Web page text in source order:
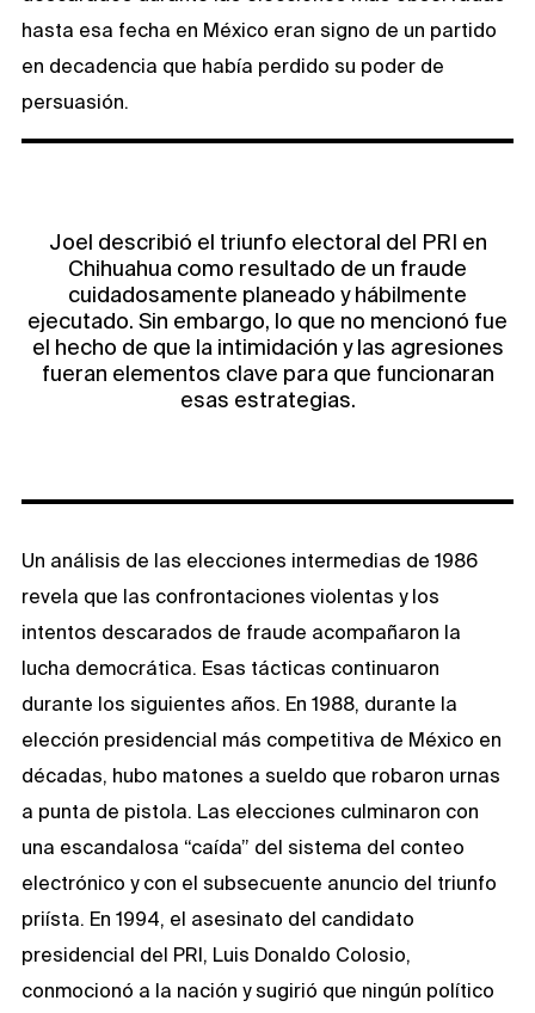
hasta esa fecha en México eran signo de un partido
en decadencia que había perdido su poder de
persuasión.
Joel describió el triunfo electoral del PRI en
Chihuahua como resultado de un fraude
cuidadosamente planeado y hábilmente
ejecutado. Sin embargo, lo que no mencionó fue
el hecho de que la intimidación y las agresiones
fueran elementos clave para que funcionaran
esas estrategias.
Un análisis de las elecciones intermedias de 1986
revela que las confrontaciones violentas y los
intentos descarados de fraude acompañaron la
lucha democrática. Esas tácticas continuaron
durante los siguientes años. En 1988, durante la
elección presidencial más competitiva de México en
décadas, hubo matones a sueldo que robaron urnas
a punta de pistola. Las elecciones culminaron con
una escandalosa “caída” del sistema del conteo
electrónico y con el subsecuente anuncio del triunfo
priísta. En 1994, el asesinato del candidato
presidencial del PRI, Luis Donaldo Colosio,
conmocionó a la nación y sugirió que ningún político